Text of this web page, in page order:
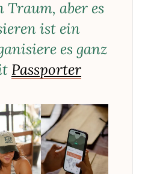
Traum, aber es
ist ein
es ganz
Passporter